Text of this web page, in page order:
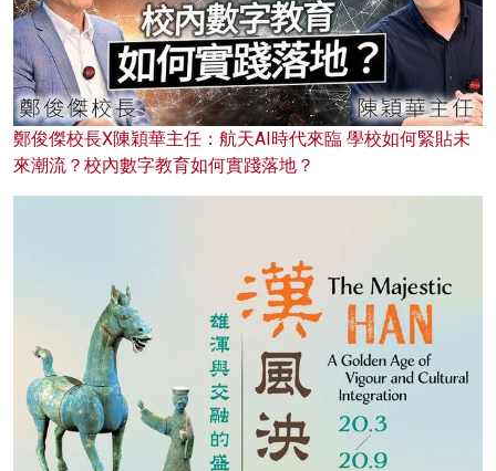
鄭俊傑校長X陳穎華主任：航天AI時代來臨 學校如何緊貼未
來潮流？校內數字教育如何實踐落地？